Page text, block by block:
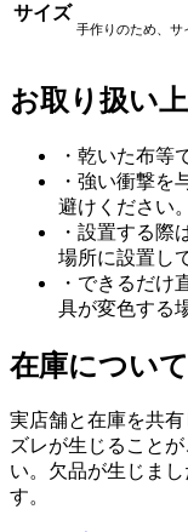
サイズ
手作りのため、サ
お取り扱い
・乾いた布等
・強い衝撃を
避けください。
・設置する際
場所に設置し
・できるだけ
具が変色する
在庫について
実店舗と在庫を共
ズレが生じること
い。欠品が生じま
す。